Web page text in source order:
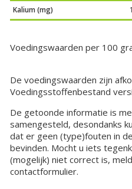
Kalium (mg)
Voedingswaarden per 100
De voedingswaarden zijn
Voedingsstoffenbestand
De getoonde informatie is
samengesteld, desondanks
dat er geen (type)fouten in
bevinden. Mocht u iets
(mogelijk) niet correct is,
contactformulier.